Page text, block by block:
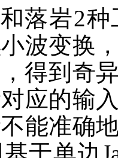
落岩2
波变换
得到奇
应的输
能准确
于单边